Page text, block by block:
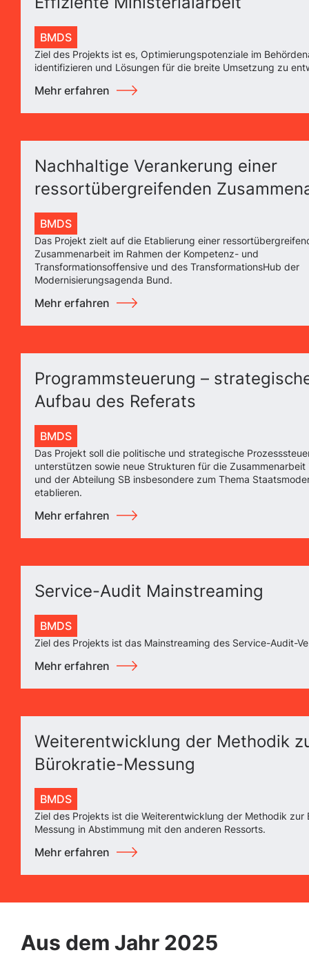
BMDS
Ziel des Projekts ist es, Optimierungspotenziale im
identifizieren und Lösungen für die breite Umsetzung zu
Mehr erfahren
Nachhaltige Verankerung einer
ressortübergreifenden
BMDS
Das Projekt zielt auf die Etablierung einer
Zusammenarbeit im Rahmen der Kompetenz- und
Transformationsoffensive und des TransformationsHub der
Modernisierungsagenda Bund.
Mehr erfahren
Programmsteuerung –
Aufbau des Referats
BMDS
Das Projekt soll die politische und strategische
unterstützen sowie neue Strukturen für die Zusammenarbeit
und der Abteilung SB insbesondere zum Thema
etablieren.
Mehr erfahren
Service-Audit Mainstreaming
BMDS
Ziel des Projekts ist das Mainstreaming des Service-Audit-
Mehr erfahren
Weiterentwicklung der Methodik
Bürokratie-Messung
BMDS
Ziel des Projekts ist die Weiterentwicklung der Methodik zur
Messung in Abstimmung mit den anderen Ressorts.
Mehr erfahren
Aus dem Jahr 2025